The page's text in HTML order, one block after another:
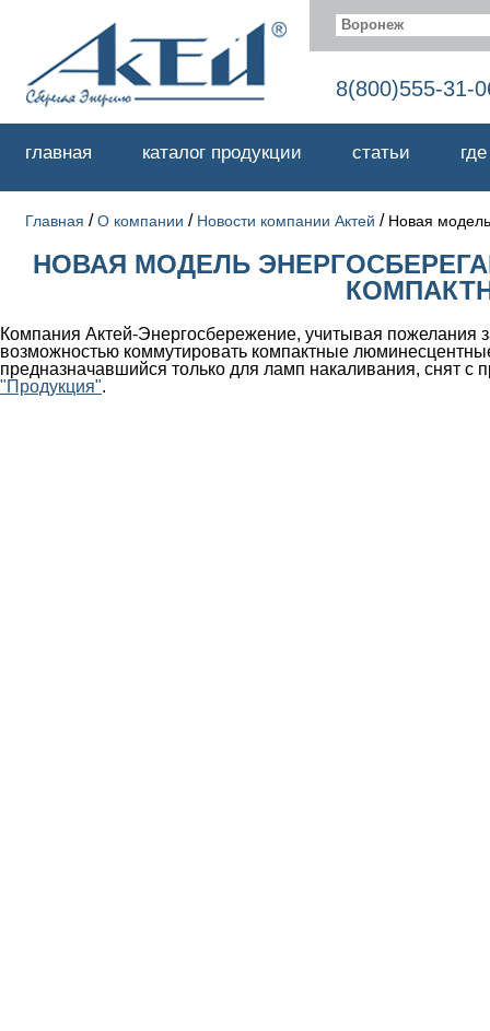
Воронеж
8(800)555-31-
главная каталог продукции статьи
Главная /О компании / Новости компании Актей / Новая
НОВАЯ МОДЕЛЬ
Компания Актей-Энергосбережение, учитывая пожелания
возможностью коммутировать компактные
предназначавшийся только для ламп накаливания, снят с
"Продукция".